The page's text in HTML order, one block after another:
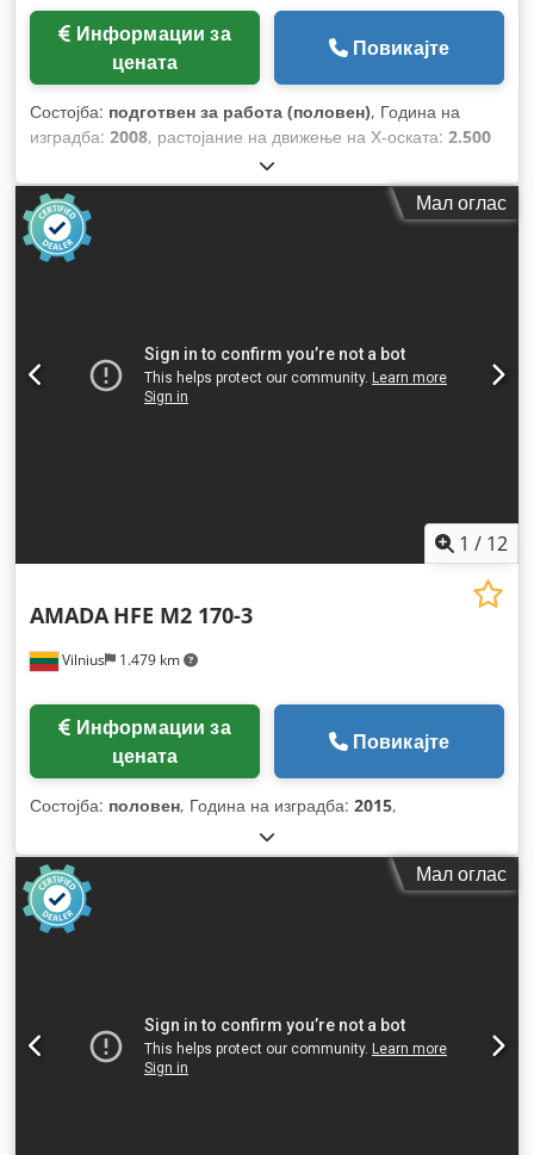
цената
Повикајте
Состојба: подготвен за работа (половен), Година на
изградба: 2008, растојание на движење на Х-оската: 2.500
1.525 мм
кг, оптоварување на масата:160 кг, број на оски:2,
Мал оглас
1 / 12
Vilnius 1.479 km
AMADA HFE M2 170-3
цената
Повикајте
Состојба: половен, Година на изградба: 2015,
Мал оглас